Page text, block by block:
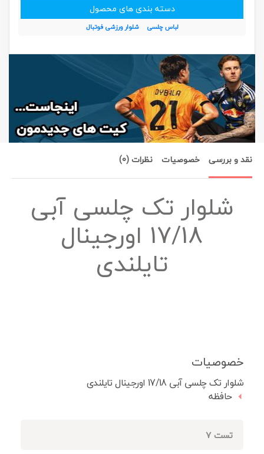
دسته بندی های محصول
لباس چلسی شلوار ورزشی فوتبال
نقد و بررسی خصوصیات نظرات (0)
شلوار تک چلسی آبی
17/18 اورجینال
تایلندی
خصوصیات
شلوار تک چلسی آبی 17/18 اورجینال تایلندی
حافظه
تست 7